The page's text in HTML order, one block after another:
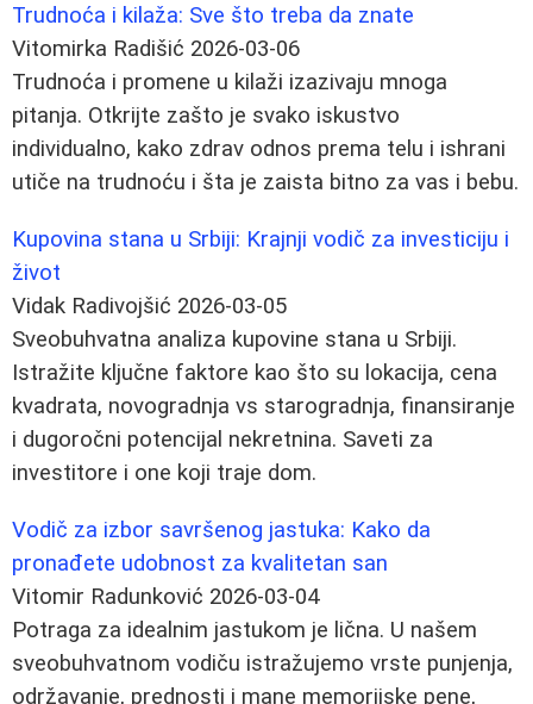
Trudnoća i kilaža: Sve što treba da znate
Vitomirka Radišić 2026-03-06
Trudnoća i promene u kilaži izazivaju mnoga
pitanja. Otkrijte zašto je svako iskustvo
individualno, kako zdrav odnos prema telu i ishrani
utiče na trudnoću i šta je zaista bitno za vas i bebu.
Kupovina stana u Srbiji: Krajnji vodič za investiciju i
život
Vidak Radivojšić 2026-03-05
Sveobuhvatna analiza kupovine stana u Srbiji.
Istražite ključne faktore kao što su lokacija, cena
kvadrata, novogradnja vs starogradnja, finansiranje
i dugoročni potencijal nekretnina. Saveti za
investitore i one koji traje dom.
Vodič za izbor savršenog jastuka: Kako da
pronađete udobnost za kvalitetan san
Vitomir Radunković 2026-03-04
Potraga za idealnim jastukom je lična. U našem
sveobuhvatnom vodiču istražujemo vrste punjenja,
održavanje, prednosti i mane memorijske pene,